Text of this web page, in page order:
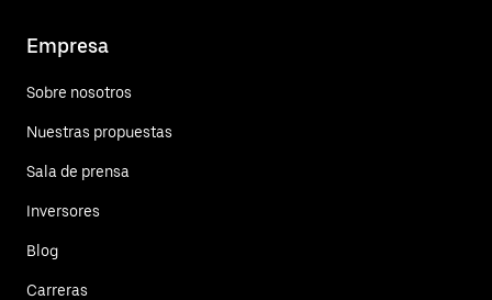
Empresa
Sobre nosotros
Nuestras propuestas
Sala de prensa
Inversores
Blog
Carreras